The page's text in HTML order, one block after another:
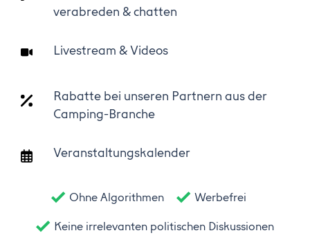
verabreden & chatten
Livestream & Videos
Rabatte bei unseren Partnern aus der
Camping-Branche
Veranstaltungskalender
Ohne Algorithmen Werbefrei
Keine irrelevanten politischen Diskussionen